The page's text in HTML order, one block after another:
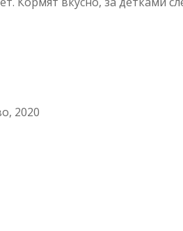
2020